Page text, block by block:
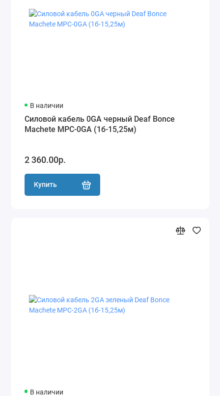
В наличии
Силовой кабель 0GA черный Deaf Bonce
Machete MPC-0GA (1б-15,25м)
2 360.00р.
Купить
В наличии